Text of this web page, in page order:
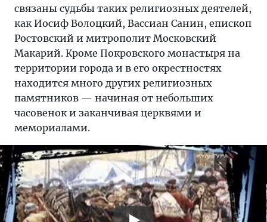
связаны судьбы таких религиозных деятелей,
как Иосиф Волоцкий, Вассиан Санин, епископ
Ростовский и митрополит Московский
Макарий. Кроме Покровского монастыря на
территории города и в его окрестностях
находится много других религиозных
памятников — начиная от небольших
часовенок и заканчивая церквями и
мемориалами.